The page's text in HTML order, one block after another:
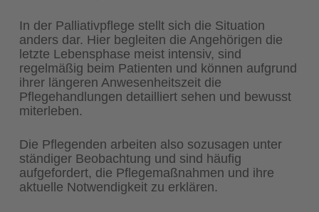
In der Palliativpflege stellt sich die Situation
anders dar. Hier begleiten die Angehörigen die
letzte Lebensphase meist intensiv, sind
regelmäßig beim Patienten und können aufgrund
ihrer längeren Anwesenheitszeit die
Pflegehandlungen detailliert sehen und bewusst
miterleben.
Die Pflegenden arbeiten also sozusagen unter
ständiger Beobachtung und sind häufig
aufgefordert, die Pflegemaßnahmen und ihre
aktuelle Notwendigkeit zu erklären.